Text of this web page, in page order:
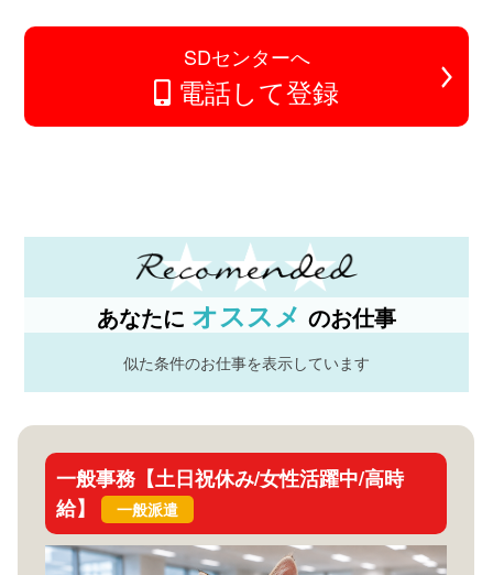
SDセンターへ
電話して登録
あなたに オススメ のお仕事
似た条件のお仕事を表示しています
一般事務【土日祝休み/女性活躍中/高時
給】
一般派遣